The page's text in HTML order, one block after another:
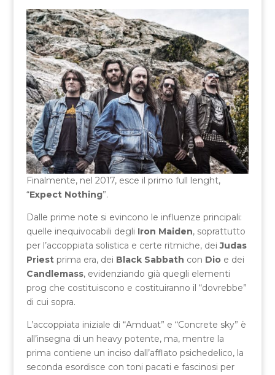
Finalmente, nel 2017, esce il primo full lenght,
“Expect Nothing”.
Dalle prime note si evincono le influenze principali:
quelle inequivocabili degli Iron Maiden, soprattutto
per l’accoppiata solistica e certe ritmiche, deiJudas
Priestprima era, dei Black Sabbath con Dioe dei
Candlemass, evidenziando già quegli elementi
prog che costituiscono e costituiranno il “dovrebbe”
di cui sopra.
L’accoppiata iniziale di “Amduat” e “Concrete sky” è
all’insegna di un heavy potente, ma, mentre la
prima contiene un inciso dall’afflato psichedelico, la
seconda esordisce con toni pacati e fascinosi per